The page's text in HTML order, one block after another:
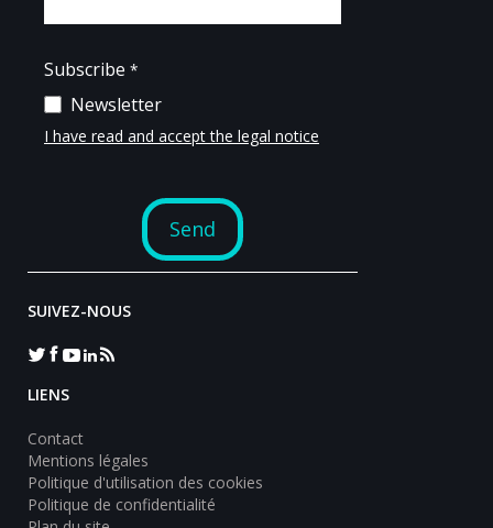
SUIVEZ-NOUS
LIENS
Contact
Mentions légales
Politique d'utilisation des cookies
Politique de confidentialité